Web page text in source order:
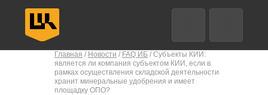
Главная / Новости / FAQ ИБ / Субъекты КИИ:
является ли компания субъектом КИИ, если в
рамках осуществления складской деятельности
хранит минеральные удобрения и имеет
площадку ОПО?